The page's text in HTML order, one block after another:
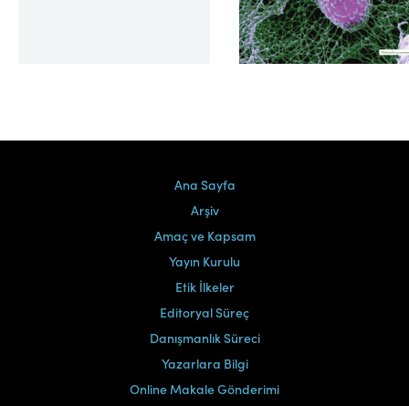
Cilt 39, Sayı 2
Ana Sayfa
Arşiv
Amaç ve Kapsam
Yayın Kurulu
Etik İlkeler
Editoryal Süreç
Danışmanlık Süreci
Yazarlara Bilgi
Online Makale Gönderimi